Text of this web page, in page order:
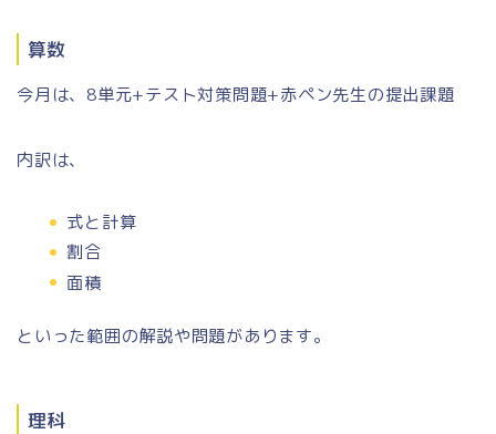
算数
今月は、8単元+テスト対策問題+赤ペン先生の提出課題
内訳は、
式と計算
割合
面積
といった範囲の解説や問題があります。
理科